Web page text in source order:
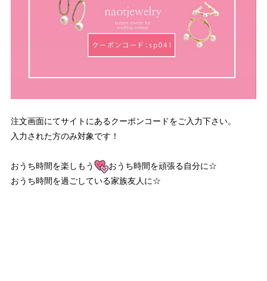
注文画面にてサイトにあるクーポンコードをご入力下さい。
入力された方のみ対象です！
おうち時間を楽しもう
おうち時間を頑張る自分に☆
おうち時間を過ごしている家族友人に☆